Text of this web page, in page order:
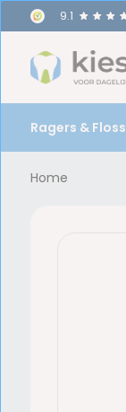
9.1
Ragers & Floss
Home